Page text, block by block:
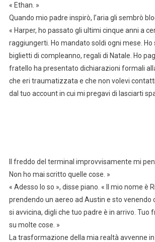
« Ethan. »
Quando mio padre inspirò, l’aria gli sembrò
« Harper, ho passato gli ultimi cinque anni a
raggiungerti. Ho mandato soldi ogni mese.
biglietti di compleanno, regali di Natale. Ho
fratello ha presentato dichiarazioni formali
che eri traumatizzata e che non volevi
dal tuo account in cui mi pregavi di lasciarti
Il freddo del terminal improvvisamente mi
Non ho mai scritto quelle cose. »
« Adesso lo so », disse piano. « Il mio nome è
prendendo un aereo ad Austin e sto venendo
si avvicina, digli che tuo padre è in arrivo. Tuo
su molte cose. »
La trasformazione della mia realtà avvenne